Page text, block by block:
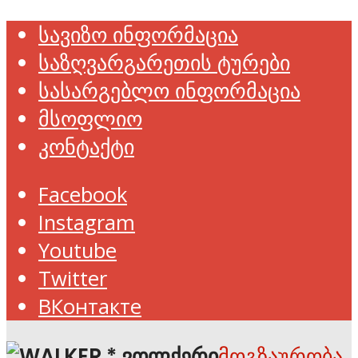
სავიზო ინფორმაცია
საზღვარგარეთის ტურები
სასარგებლო ინფორმაცია
მსოფლიო
კონტაქტი
Facebook
Instagram
Youtube
Twitter
ВКонтакте